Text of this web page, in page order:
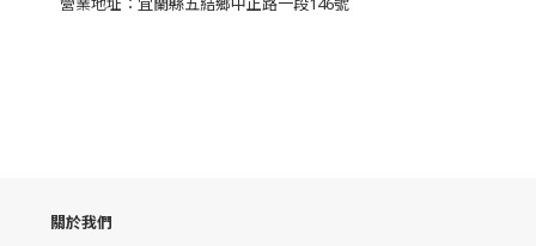
關於我們